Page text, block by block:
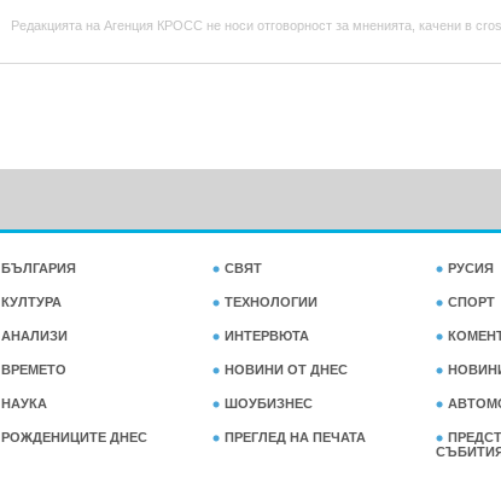
Редакцията на Агенция КРОСС не носи отговорност за мненията, качени в
БЪЛГАРИЯ СВЯТ РУСИЯ
КУЛТУРА ТЕХНОЛОГИИ СПОРТ
АНАЛИЗИ ИНТЕРВЮТА
ВРЕМЕТО НОВИНИ ОТ ДНЕС
НАУКА ШОУБИЗНЕС
РОЖДЕНИЦИТЕ ДНЕС ПРЕГЛЕД НА ПЕЧАТА